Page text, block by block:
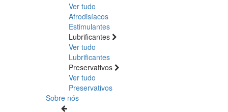
Ver tudo
Afrodisíacos
Estimulantes
Lubrificantes
Ver tudo
Lubrificantes
Preservativos
Ver tudo
Preservativos
Sobre nós